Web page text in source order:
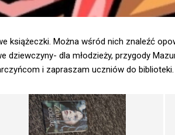
książeczki. Można wśród nich znaleźć
dla młodzieży, przygody
i zapraszam uczniów do